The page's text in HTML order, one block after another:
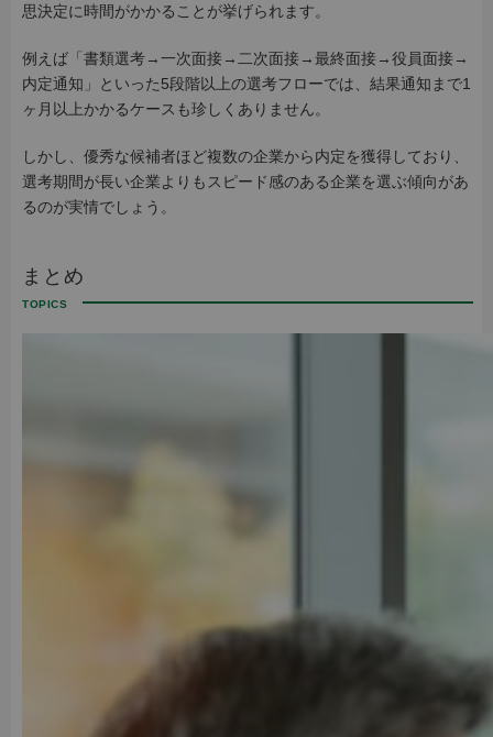
思決定に時間がかかることが挙げられます。
例えば「書類選考→一次面接→二次面接→最終面接→役員面接→
内定通知」といった5段階以上の選考フローでは、結果通知まで1
ヶ月以上かかるケースも珍しくありません。
しかし、優秀な候補者ほど複数の企業から内定を獲得しており、
選考期間が長い企業よりもスピード感のある企業を選ぶ傾向があ
るのが実情でしょう。
まとめ